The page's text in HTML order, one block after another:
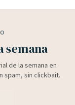
semana
de la semana en
spam, sin clickbait.